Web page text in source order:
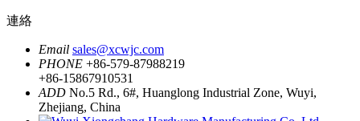
連絡
Email sales@xcwjc.com
PHONE +86-579-87988219
+86-15867910531
ADD No.5 Rd., 6#, Huanglong Industrial Zone, Wuyi,
Zhejiang, China